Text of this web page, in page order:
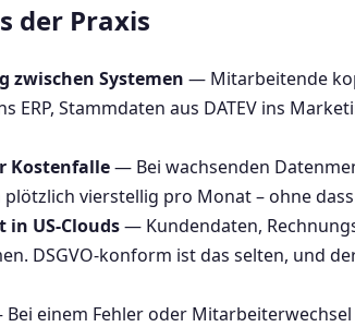
der Praxis
zwischen Systemen — Mitarbeitende
ERP, Stammdaten aus DATEV ins
Kostenfalle— Bei wachsenden
vierstellig pro Monat – ohne
US-Clouds— Kundendaten,
DSGVO-konform ist das selten, und
einem Fehler oder